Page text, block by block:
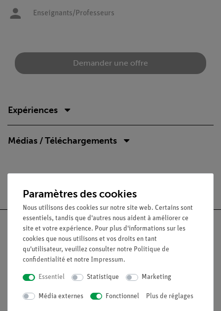
Enseignants/Professeurs
Demander une offre
Expériences
Médias / Téléchargements
Paramètres des cookies
Nous utilisons des cookies sur notre site web. Certains sont
essentiels, tandis que d'autres nous aident à améliorer ce
site et votre expérience. Pour plus d'informations sur les
cookies que nous utilisons et vos droits en tant
qu'utilisateur, veuillez consulter notre Politique de
confidentialité et notre Impressum.
Essentiel Statistique Marketing
Média externes Fonctionnel Plus de réglages